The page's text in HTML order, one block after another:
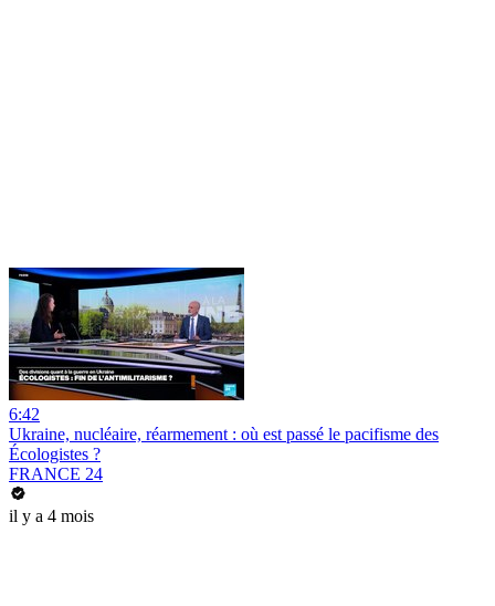
6:42
Ukraine, nucléaire, réarmement : où est passé le pacifisme des
Écologistes ?
FRANCE 24
il y a 4 mois